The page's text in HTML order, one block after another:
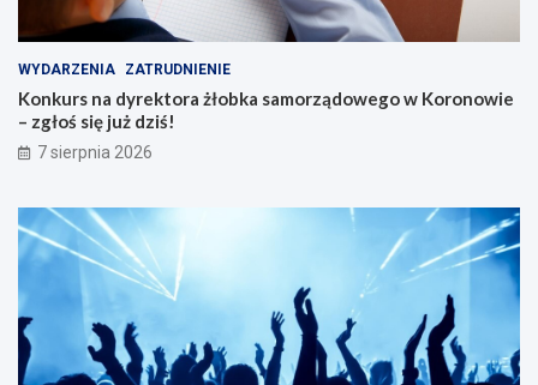
WYDARZENIA ZATRUDNIENIE
Konkurs na dyrektora żłobka samorządowego w Koronowie
– zgłoś się już dziś!
7 sierpnia 2026